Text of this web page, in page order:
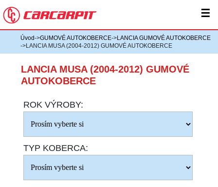
☰
Úvod->GUMOVÉ AUTOKOBERCE->LANCIA GUMOVÉ AUTOKOBERCE
->LANCIA MUSA (2004-2012) GUMOVÉ AUTOKOBERCE
LANCIA MUSA (2004-2012) GUMOVÉ
AUTOKOBERCE
ROK VÝROBY:
TYP KOBERCA: